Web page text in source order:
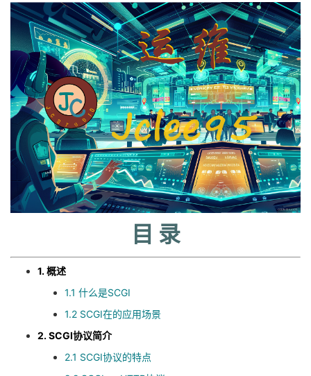
学
堂
我
的
课
程
我
的
认
证
我
的
实
我
的
藏
持
我
的
技
术
支
我
的
云
声
目 录
1. 概述
1.1 什么是SCGI
1.2 SCGI在的应用场景
2. SCGI协议简介
2.1 SCGI协议的特点